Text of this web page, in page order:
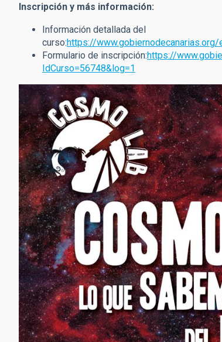
Inscripción y más información:
Información detallada del
curso:https://
Formulario de inscripción:https://
IdCurso=56748&log=1